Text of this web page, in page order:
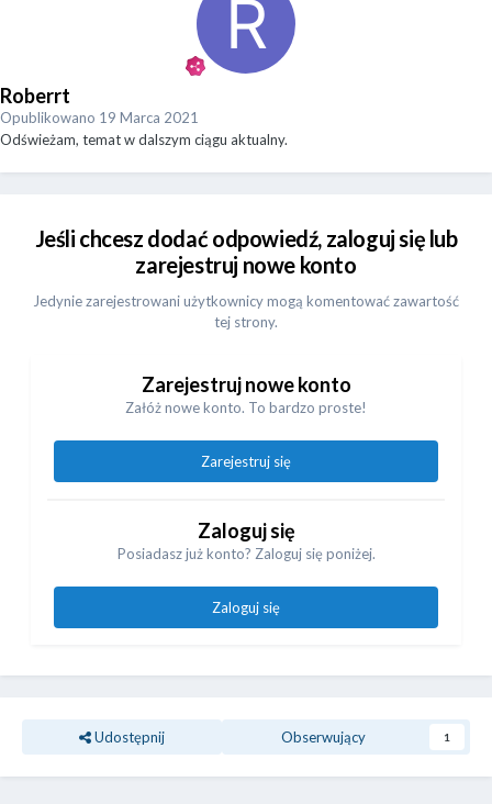
Roberrt
Opublikowano 19 Marca 2021
Odświeżam, temat w dalszym ciągu aktualny.
Jeśli chcesz dodać odpowiedź, zaloguj się lub
zarejestruj nowe konto
Jedynie zarejestrowani użytkownicy mogą komentować zawartość
tej strony.
Zarejestruj nowe konto
Załóż nowe konto. To bardzo proste!
Zarejestruj się
Zaloguj się
Posiadasz już konto? Zaloguj się poniżej.
Zaloguj się
Udostępnij Obserwujący 1